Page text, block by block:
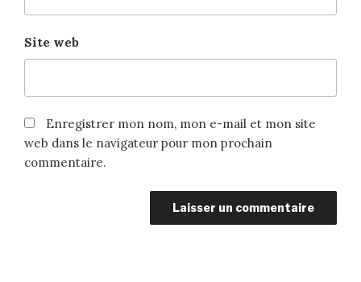
Site web
Enregistrer mon nom, mon e-mail et mon site
web dans le navigateur pour mon prochain
commentaire.